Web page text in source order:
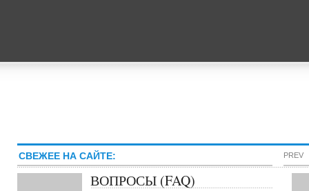
СВЕЖЕЕ НА САЙТЕ:
ВОПРОСЫ (FAQ)
PREV